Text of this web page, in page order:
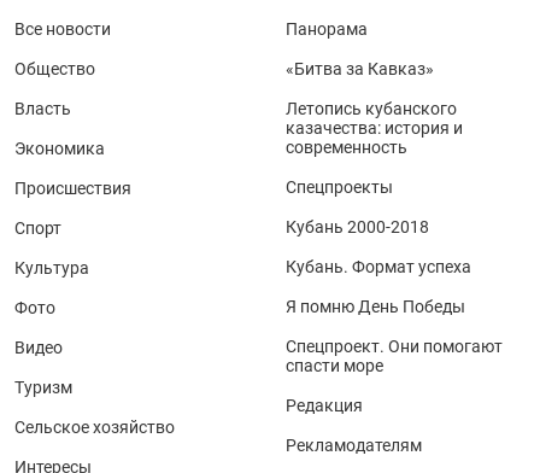
Все новости
Общество
Власть
Экономика
Происшествия
Спорт
Культура
Фото
Видео
Туризм
Сельское хозяйство
Интересы
Панорама
«Битва за Кавказ»
Летопись кубанского
казачества: история и
современность
Спецпроекты
Кубань 2000-2018
Кубань. Формат успеха
Я помню День Победы
Спецпроект. Они помогают
спасти море
Редакция
Рекламодателям